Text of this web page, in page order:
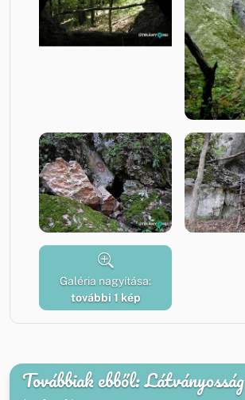
Galéria nagyítása:
további 1 kép
Továbbiak ebből: Látványosság